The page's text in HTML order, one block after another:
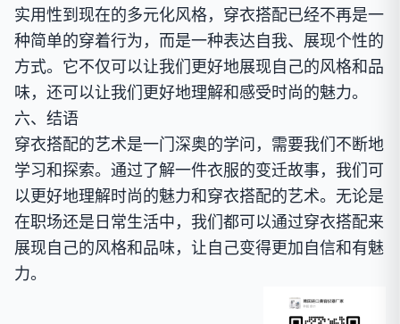
实用性到现在的多元化风格，穿衣搭配已经不再是一
种简单的穿着行为，而是一种表达自我、展现个性的
方式。它不仅可以让我们更好地展现自己的风格和品
味，还可以让我们更好地理解和感受时尚的魅力。
六、结语
穿衣搭配的艺术是一门深奥的学问，需要我们不断地
学习和探索。通过了解一件衣服的变迁故事，我们可
以更好地理解时尚的魅力和穿衣搭配的艺术。无论是
在职场还是日常生活中，我们都可以通过穿衣搭配来
展现自己的风格和品味，让自己变得更加自信和有魅
力。